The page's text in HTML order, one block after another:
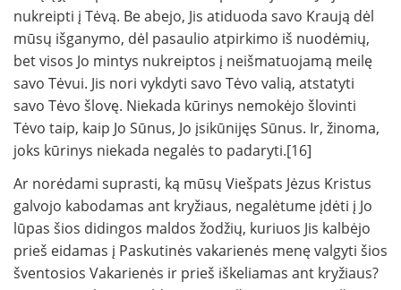
nukreipti į Tėvą. Be abejo, Jis atiduoda savo Kraują dėl
mūsų išganymo, dėl pasaulio atpirkimo iš nuodėmių,
bet visos Jo mintys nukreiptos į neišmatuojamą meilę
savo Tėvui. Jis nori vykdyti savo Tėvo valią, atstatyti
savo Tėvo šlovę. Niekada kūrinys nemokėjo šlovinti
Tėvo taip, kaip Jo Sūnus, Jo įsikūnijęs Sūnus. Ir, žinoma,
joks kūrinys niekada negalės to padaryti.[16]
Ar norėdami suprasti, ką mūsų Viešpats Jėzus Kristus
galvojo kabodamas ant kryžiaus, negalėtume įdėti į Jo
lūpas šios didingos maldos žodžių, kuriuos Jis kalbėjo
prieš eidamas į Paskutinės vakarienės menę valgyti šios
šventosios Vakarienės ir prieš iškeliamas ant kryžiaus?